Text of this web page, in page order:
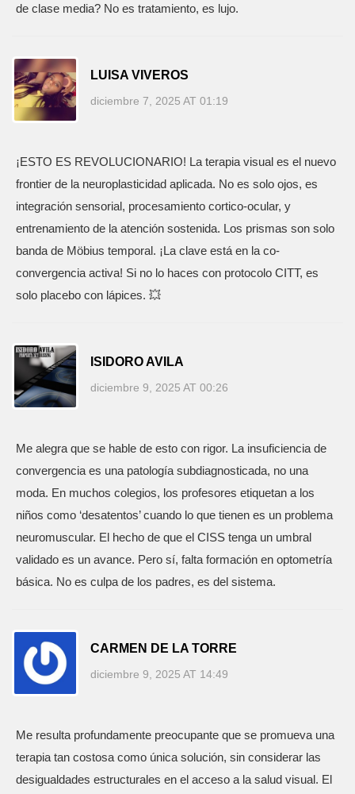
de clase media? No es tratamiento, es lujo.
LUISA VIVEROS
diciembre 7, 2025 AT 01:19
¡ESTO ES REVOLUCIONARIO! La terapia visual es el nuevo
frontier de la neuroplasticidad aplicada. No es solo ojos, es
integración sensorial, procesamiento cortico-ocular, y
entrenamiento de la atención sostenida. Los prismas son solo
banda de Möbius temporal. ¡La clave está en la co-
convergencia activa! Si no lo haces con protocolo CITT, es
solo placebo con lápices. 💥
ISIDORO AVILA
diciembre 9, 2025 AT 00:26
Me alegra que se hable de esto con rigor. La insuficiencia de
convergencia es una patología subdiagnosticada, no una
moda. En muchos colegios, los profesores etiquetan a los
niños como ‘desatentos’ cuando lo que tienen es un problema
neuromuscular. El hecho de que el CISS tenga un umbral
validado es un avance. Pero sí, falta formación en optometría
básica. No es culpa de los padres, es del sistema.
CARMEN DE LA TORRE
diciembre 9, 2025 AT 14:49
Me resulta profundamente preocupante que se promueva una
terapia tan costosa como única solución, sin considerar las
desigualdades estructurales en el acceso a la salud visual. El